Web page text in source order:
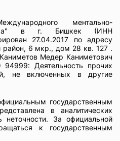
ментально-
в г. Бишкек (ИНН
27.04.2017 по адресу
район, 6 мкр., дом 28 кв. 127 .
Медер Каниметович
Деятельность прочих
не включенных в другие
государственным
в аналитических
За официальной
к государственным